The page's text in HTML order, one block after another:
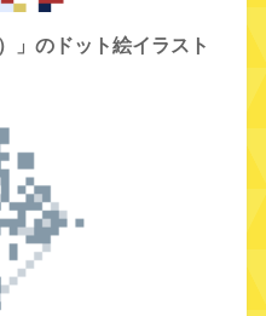
」のドット絵イラスト